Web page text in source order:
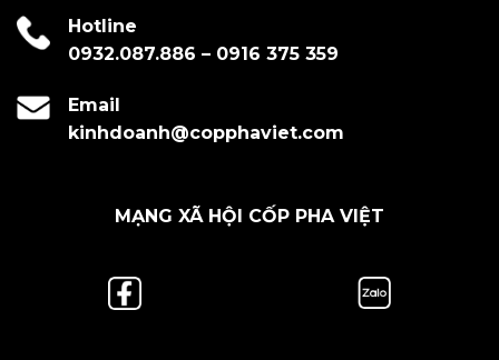
Hotline
0932.087.886 – 0916 375 359
Email
kinhdoanh@copphaviet.com
MẠNG XÃ HỘI CỐP PHA VIỆT